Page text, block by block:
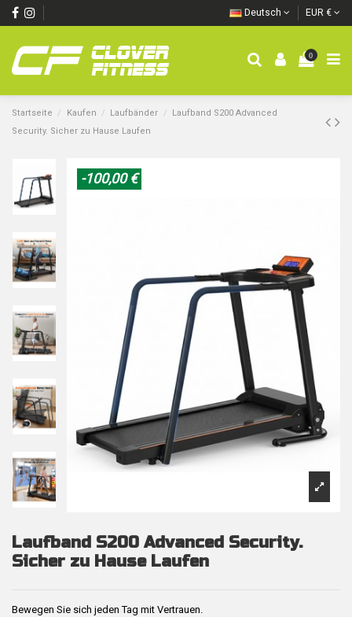
Deutsch EUR €
0
Startseite Kaufen Laufbänder
Laufband S200 Advanced
Security. Sicher zu Hause Laufen
-100,00 €
Laufband S200 Advanced Security.
Sicher zu Hause Laufen
Bewegen Sie sich jeden Tag mit Vertrauen.